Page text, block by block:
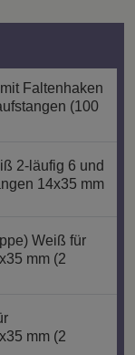
Faltenhaken
(100
2-läufig 6 und
14x35 mm
Weiß für
mm (2
mm (2